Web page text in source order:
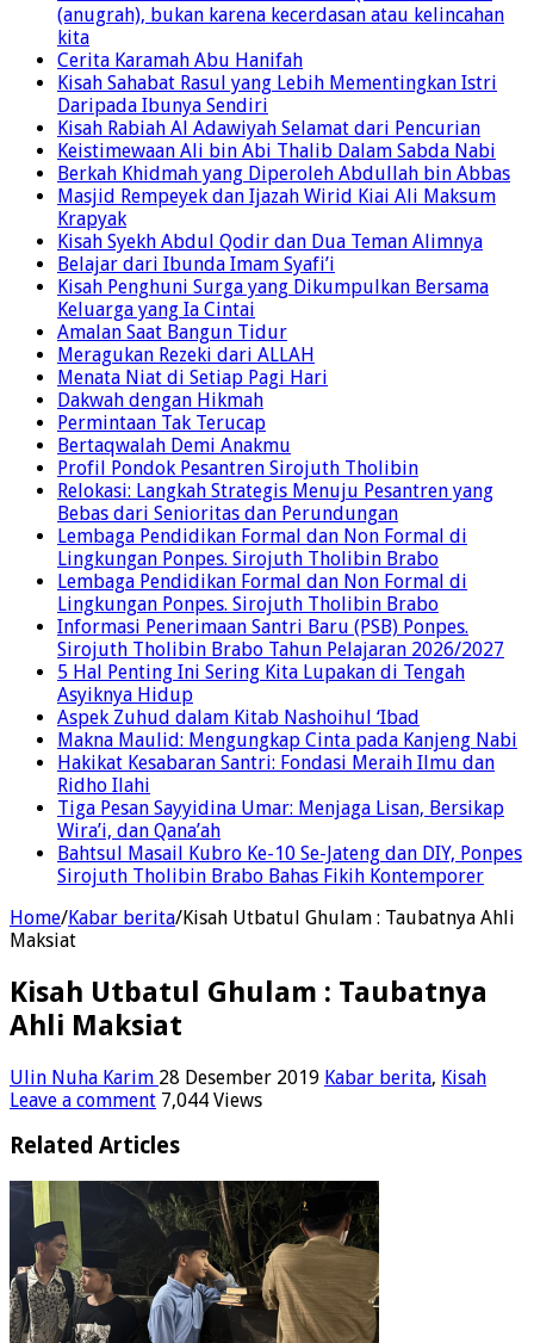
(anugrah), bukan karena kecerdasan atau kelincahan
kita
Cerita Karamah Abu Hanifah
Kisah Sahabat Rasul yang Lebih Mementingkan Istri
Daripada Ibunya Sendiri
Kisah Rabiah Al Adawiyah Selamat dari Pencurian
Keistimewaan Ali bin Abi Thalib Dalam Sabda Nabi
Berkah Khidmah yang Diperoleh Abdullah bin Abbas
Masjid Rempeyek dan Ijazah Wirid Kiai Ali Maksum
Krapyak
Kisah Syekh Abdul Qodir dan Dua Teman Alimnya
Belajar dari Ibunda Imam Syafi’i
Kisah Penghuni Surga yang Dikumpulkan Bersama
Keluarga yang Ia Cintai
Amalan Saat Bangun Tidur
Meragukan Rezeki dari ALLAH
Menata Niat di Setiap Pagi Hari
Dakwah dengan Hikmah
Permintaan Tak Terucap
Bertaqwalah Demi Anakmu
Profil Pondok Pesantren Sirojuth Tholibin
Relokasi: Langkah Strategis Menuju Pesantren yang
Bebas dari Senioritas dan Perundungan
Lembaga Pendidikan Formal dan Non Formal di
Lingkungan Ponpes. Sirojuth Tholibin Brabo
Lembaga Pendidikan Formal dan Non Formal di
Lingkungan Ponpes. Sirojuth Tholibin Brabo
Informasi Penerimaan Santri Baru (PSB) Ponpes.
Sirojuth Tholibin Brabo Tahun Pelajaran 2026/2027
5 Hal Penting Ini Sering Kita Lupakan di Tengah
Asyiknya Hidup
Aspek Zuhud dalam Kitab Nashoihul ‘Ibad
Makna Maulid: Mengungkap Cinta pada Kanjeng Nabi
Hakikat Kesabaran Santri: Fondasi Meraih Ilmu dan
Ridho Ilahi
Tiga Pesan Sayyidina Umar: Menjaga Lisan, Bersikap
Wira’i, dan Qana’ah
Bahtsul Masail Kubro Ke-10 Se-Jateng dan DIY, Ponpes
Sirojuth Tholibin Brabo Bahas Fikih Kontemporer
Home/Kabar berita/Kisah Utbatul Ghulam : Taubatnya Ahli
Maksiat
Kisah Utbatul Ghulam : Taubatnya
Ahli Maksiat
Ulin Nuha Karim 28 Desember 2019 Kabar berita, Kisah
Leave a comment 7,044 Views
Related Articles